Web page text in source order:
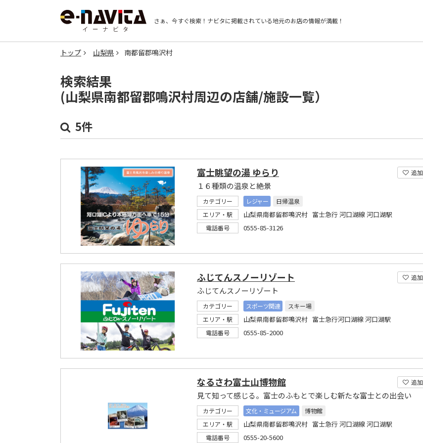
さぁ、今すぐ検索！ ナビタに掲載されている地元のお店の情報が満載！
トップ 山梨県 南都留郡鳴沢村
検索結果
(山梨県南都留郡鳴沢村周辺の店舗/施設一覧）
5件
追加
富士眺望の湯 ゆらり
１６種類の温泉と絶景
カテゴリー レジャー
日帰温泉
エリア・駅
山梨県南都留郡鳴沢村 富士急行 河口湖線 河口湖駅
電話番号 0555-85-3126
追加
ふじてんスノーリゾート
ふじてんスノーリゾート
カテゴリー スポーツ関連
スキー場
エリア・駅
山梨県南都留郡鳴沢村 富士急行河口湖線 河口湖駅
電話番号 0555-85-2000
追加
なるさわ富士山博物館
見て知って感じる。富士のふもとで楽しむ新たな富士との出会い
カテゴリー 文化・ミュージアム
博物館
エリア・駅
山梨県南都留郡鳴沢村 富士急行 河口湖線 河口湖駅
電話番号 0555-20-5600